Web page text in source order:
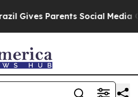
Parents Social Media